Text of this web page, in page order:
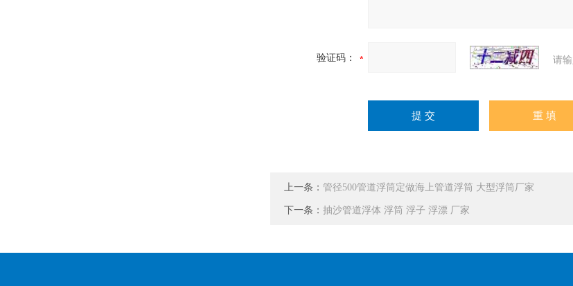
验证码： 请
上一条： 管径500管道浮筒定做海上管道浮筒 大型浮筒厂家
下一条： 抽沙管道浮体 浮筒 浮子 浮漂 厂家